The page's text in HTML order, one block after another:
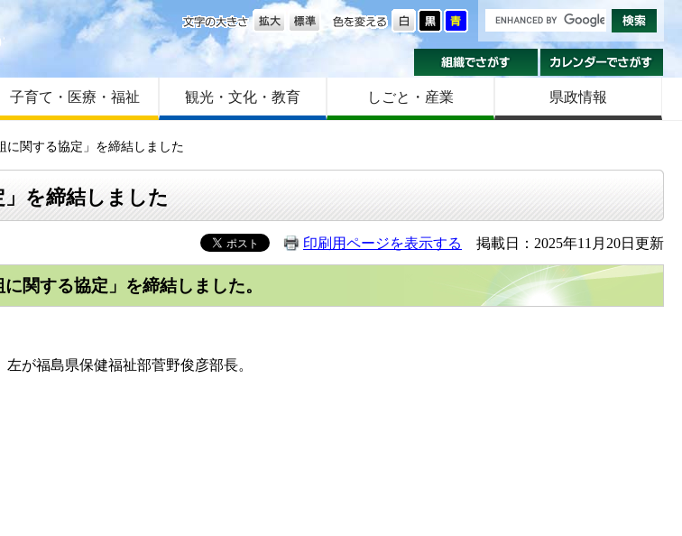
はじめての方へ
Foreign language
サイトマップ
色を変える
文字の大きさ
組織でさがす
子育て・医療・福祉 観光・文化・教育 しごと・産業 県政情報
に関する協定」を締結しました
を締結しました
印刷用ページを表示する 掲載日：2025年11月20日更新
関する協定」を締結しました。
が福島県保健福祉部菅野俊彦部長。